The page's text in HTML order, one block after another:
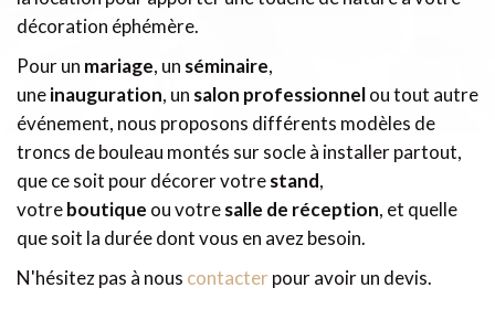
décoration éphémère.
Pour un mariage, un séminaire,
uneinauguration, un salon professionnelou tout autre
événement, nous proposons différents modèles de
troncs de bouleau montés sur socle à installer partout,
que ce soit pour décorer votrestand,
votreboutique ou votresalle de réception, et quelle
que soit la durée dont vous en avez besoin.
N'hésitez pas à nous contacter pour avoir un devis.